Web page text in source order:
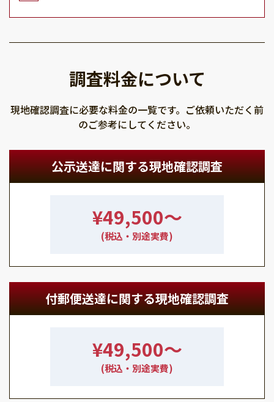
調査料金について
現地確認調査に必要な料金の一覧です。ご依頼いただく前
のご参考にしてください。
公示送達に関する現地確認調査
¥49,500〜
(税込・別途実費)
付郵便送達に関する現地確認調査
¥49,500〜
(税込・別途実費)